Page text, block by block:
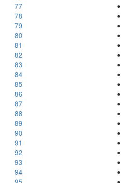
77
78
79
80
81
82
83
84
85
86
87
88
89
90
91
92
93
94